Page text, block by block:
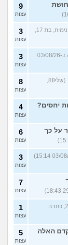
9
עצות
(אנונימית, בת 17,
3
עצות
(שירה, בת 18, כתבה ב-03/08/26
3
עצות
(שלי88,
8
עצות
יחסים? 4
עצות
על כך
6
עצות
3
עצות
7
עצות
(lili, בת 25, כתבה
1
עצות
האלה 5
עצות